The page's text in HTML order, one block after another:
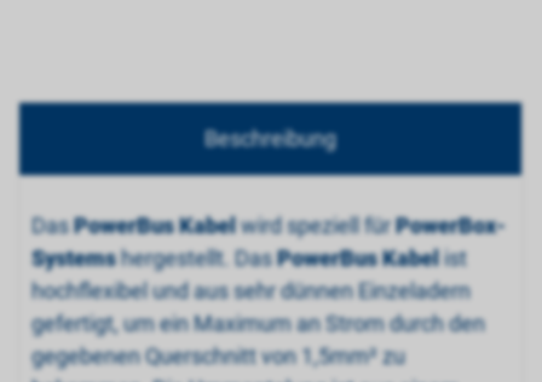
Beschreibung
DasPowerBus Kabelwird speziell fürPowerBox-
Systemshergestellt. DasPowerBus Kabelist
hochflexibel und aus sehr dünnen Einzeladern
gefertigt, um ein Maximum an Strom durch den
gegebenen Querschnitt von 1,5mm² zu